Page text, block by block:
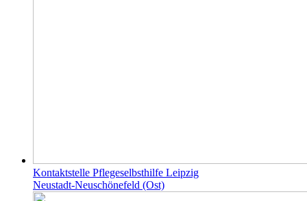
Kontaktstelle Pflegeselbsthilfe Leipzig
Neustadt-Neuschönefeld (Ost)